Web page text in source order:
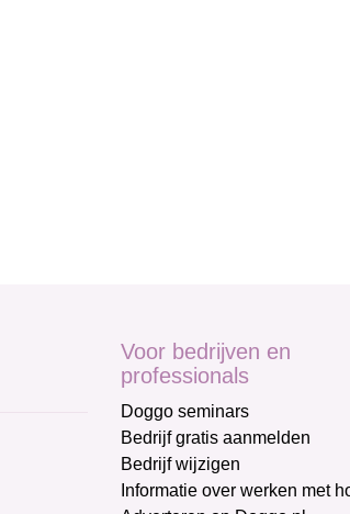
Voor bedrijven en
professionals
Doggo seminars
Bedrijf gratis aanmelden
Bedrijf wijzigen
Informatie over werken met